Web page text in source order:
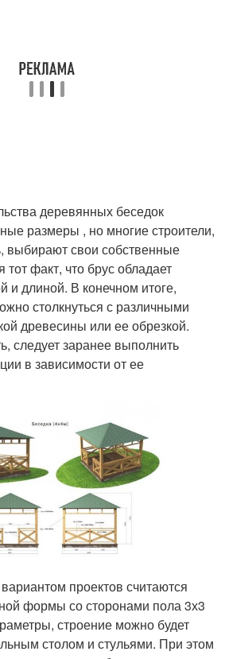
деревянных беседок
размеры , но многие строители,
выбирают свои собственные
факт, что брус обладает
и длиной. В конечном итоге,
столкнуться с различными
древесины или ее обрезкой.
следует заранее выполнить
в зависимости от ее
проектов считаются
формы со сторонами пола 3х3
строение можно будет
столом и стульями. При этом